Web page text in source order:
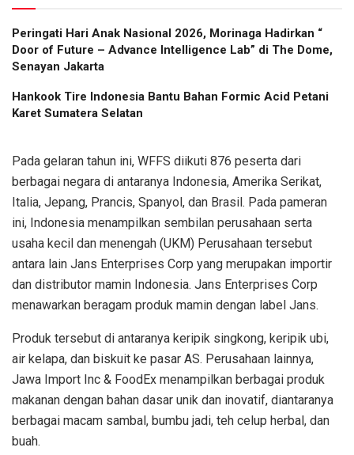
Peringati Hari Anak Nasional 2026, Morinaga Hadirkan “
Door of Future – Advance Intelligence Lab” di The Dome,
Senayan Jakarta
Hankook Tire Indonesia Bantu Bahan Formic Acid Petani
Karet Sumatera Selatan
Pada gelaran tahun ini, WFFS diikuti 876 peserta dari
berbagai negara di antaranya Indonesia, Amerika Serikat,
Italia, Jepang, Prancis, Spanyol, dan Brasil. Pada pameran
ini, Indonesia menampilkan sembilan perusahaan serta
usaha kecil dan menengah (UKM) Perusahaan tersebut
antara lain Jans Enterprises Corp yang merupakan importir
dan distributor mamin Indonesia. Jans Enterprises Corp
menawarkan beragam produk mamin dengan label Jans.
Produk tersebut di antaranya keripik singkong, keripik ubi,
air kelapa, dan biskuit ke pasar AS. Perusahaan lainnya,
Jawa Import Inc & FoodEx menampilkan berbagai produk
makanan dengan bahan dasar unik dan inovatif, diantaranya
berbagai macam sambal, bumbu jadi, teh celup herbal, dan
buah.